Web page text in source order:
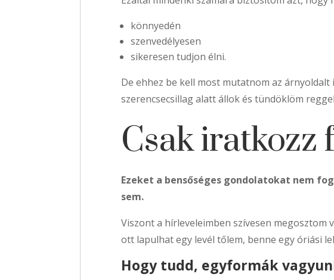
könnyedén
szenvedélyesen
sikeresen tudjon élni.
De ehhez be kell most mutatnom az
szerencsecsillag alatt állok és tündöklöm
Csak iratkozz
Ezeket a bensőséges gondolatokat nem
sem.
Viszont a hírleveleimben szívesen
ott lapulhat egy levél tőlem, benne egy óriási
Hogy tudd, egyformák